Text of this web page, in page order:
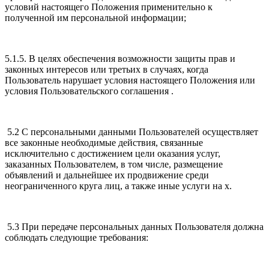
условий настоящего Положения применительно к
полученной им персональной информации;
5.1.5. В целях обеспечения возможности защиты прав и
законных интересов или третьих в случаях, когда
Пользователь нарушает условия настоящего Положения или
условия Пользовательского соглашения .
5.2 С персональными данными Пользователей осуществляет
все законные необходимые действия, связанные
исключительно с достижением цели оказания услуг,
заказанных Пользователем, в том числе, размещение
объявлений и дальнейшее их продвижение среди
неограниченного круга лиц, а также иные услуги на х.
5.3 При передаче персональных данных Пользователя должна
соблюдать следующие требования: